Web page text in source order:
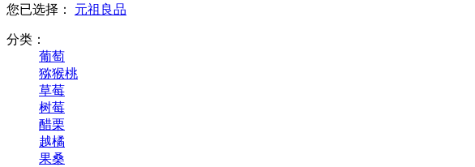
您已选择：
元祖良品
分类：
葡萄
猕猴桃
草莓
树莓
醋栗
越橘
果桑